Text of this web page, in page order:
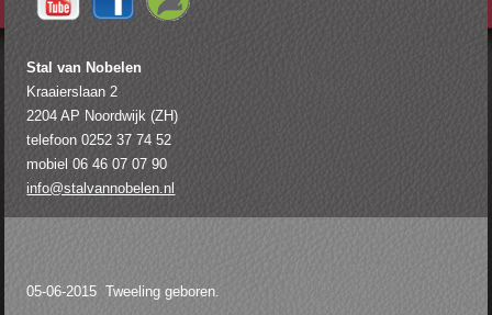
Stal van Nobelen
Kraaierslaan 2
2204 AP Noordwijk (ZH)
telefoon 0252 37 74 52
mobiel 06 46 07 07 90
info@stalvannobelen.nl
05-06-2015 Tweeling geboren.